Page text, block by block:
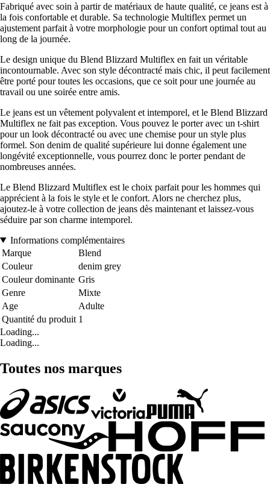
Fabriqué avec soin à partir de matériaux de haute qualité, ce jeans est à
la fois confortable et durable. Sa technologie Multiflex permet un
ajustement parfait à votre morphologie pour un confort optimal tout au
long de la journée.
Le design unique du Blend Blizzard Multiflex en fait un véritable
incontournable. Avec son style décontracté mais chic, il peut facilement
être porté pour toutes les occasions, que ce soit pour une journée au
travail ou une soirée entre amis.
Le jeans est un vêtement polyvalent et intemporel, et le Blend Blizzard
Multiflex ne fait pas exception. Vous pouvez le porter avec un t-shirt
pour un look décontracté ou avec une chemise pour un style plus
formel. Son denim de qualité supérieure lui donne également une
longévité exceptionnelle, vous pourrez donc le porter pendant de
nombreuses années.
Le Blend Blizzard Multiflex est le choix parfait pour les hommes qui
apprécient à la fois le style et le confort. Alors ne cherchez plus,
ajoutez-le à votre collection de jeans dès maintenant et laissez-vous
séduire par son charme intemporel.
Informations complémentaires
Marque
Blend
Couleur
denim grey
Couleur dominante Gris
Genre
Mixte
Age
Adulte
Quantité du produit 1
Loading...
Loading...
Toutes nos marques